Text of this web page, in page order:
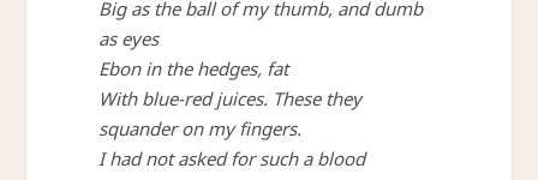
Big as the ball of my thumb, and dumb
as eyes
Ebon in the hedges, fat
With blue-red juices. These they
squander on my fingers.
I had not asked for such a blood